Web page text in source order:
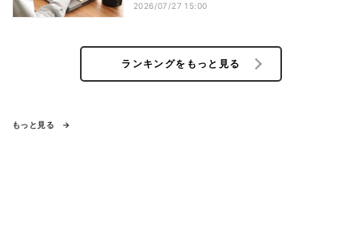
2026/07/27 15:00
ランキングをもっと見る
もっと見る